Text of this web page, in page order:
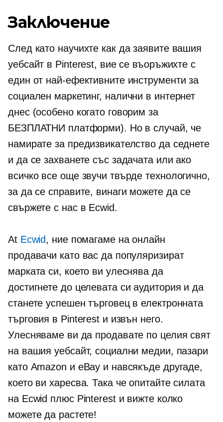
Заключение
След като научихте как да заявите вашия
уебсайт в Pinterest, вие се въоръжихте с
един от най-ефективните инструменти за
социален маркетинг, налични в интернет
днес (особено когато говорим за
БЕЗПЛАТНИ платформи). Но в случай, че
намирате за предизвикателство да седнете
и да се захванете със задачата или ако
всичко все още звучи твърде технологично,
за да се справите, винаги можете да се
свържете с нас в Ecwid.
At Ecwid, ние помагаме на онлайн
продавачи като вас да популяризират
марката си, което ви улеснява да
достигнете до целевата си аудитория и да
станете успешен търговец в електронната
търговия в Pinterest и извън него.
Улесняваме ви да продавате по целия свят
на вашия уебсайт, социални медии, пазари
като Amazon и eBay и навсякъде другаде,
което ви харесва. Така че опитайте силата
на Ecwid плюс Pinterest и вижте колко
можете да растете!